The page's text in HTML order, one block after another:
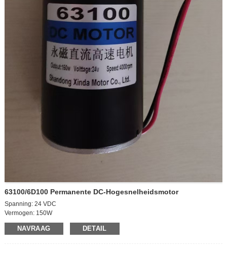
63100/6D100 Permanente DC-Hogesnelheidsmotor
Spanning: 24 VDC
Vermogen: 150W
Motor onbelast toerental: 4000 tpm
Motortoerental onder belasting: 3700 tpm
NAVRAAG DETAIL